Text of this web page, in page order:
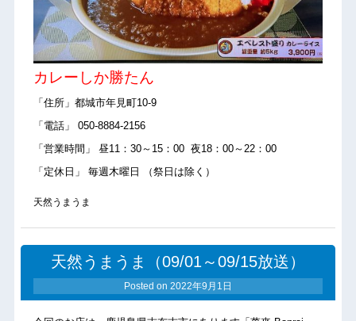
カレーしか勝たん
「住所」都城市年見町10-9
「電話」 050-8884-2156
「営業時間」 昼11：30～15：00 夜18：00～22：00
「定休日」 毎週木曜日 （祭日は除く）
天然うまうま
天然うまうま（09/01～09/15放送）
Posted on 2022年9月1日